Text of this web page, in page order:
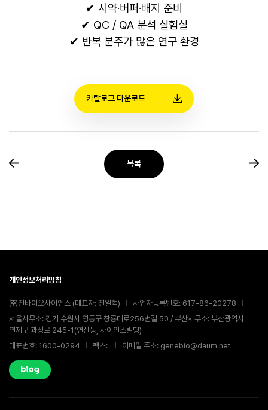
✔ 시약·버퍼·배지 준비
✔ QC / QA 분석 실험실
✔ 반복 분주가 많은 연구 환경
카탈로그 다운로드
목록
개인정보처리방침
㈜진바이오사이언스 (대표자: 진일혁)
사업자등록번호: 617-86-20278
서울사무소: 경기 수원시 영통구 창룡대로256번길 50 / 부산사무소: 부산광역시
연제구 과정로 245-1(연산동, 사이언스빌딩)
대표번호: 1600-0294
팩스: 이메일 주소: genebio@daum.net